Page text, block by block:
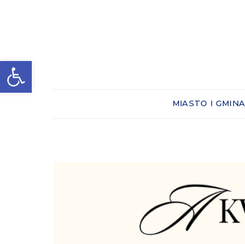
Otwórz pasek narzędzi
MIASTO I GMINA